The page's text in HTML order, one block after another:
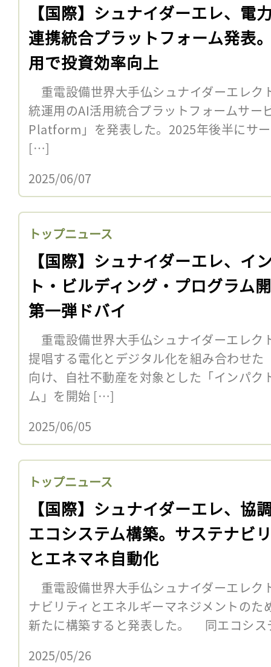
【国際】シュナイダーエレ、電
連携統合プラットフォーム発表
用で投資効率向上
重電設備世界大手仏シュナイダーエレク
統運用のAI活用統合プラットフォームサ
Platform」を発表した。2025年後半に
[…]
2025/06/07
トップニュース
【国際】シュナイダーエレ、イ
ト・ビルディング・プログラム
第一弾ドバイ
重電設備世界大手仏シュナイダーエレク
提唱する電化とデジタル化を組み合わせ
向け、自社不動産を対象とした「インパク
ム」を開始 […]
2025/06/05
トップニュース
【国際】シュナイダーエレ、協
エコシステム構築。サステナビ
とエネマネ自動化
重電設備世界大手仏シュナイダーエレク
ナビリティとエネルギーマネジメントのた
新たに構築すると発表した。 同エコシス
2025/05/26